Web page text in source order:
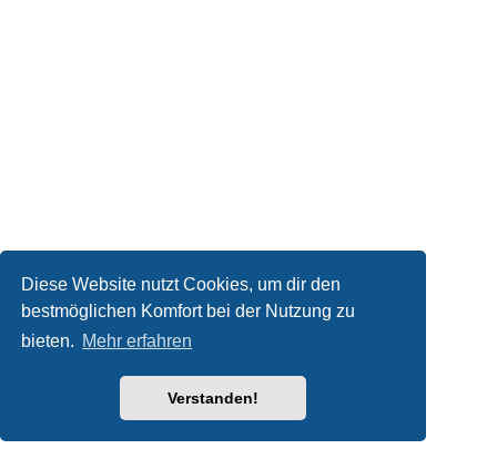
Diese Website nutzt Cookies, um dir den
bestmöglichen Komfort bei der Nutzung zu
bieten. Mehr erfahren
Verstanden!